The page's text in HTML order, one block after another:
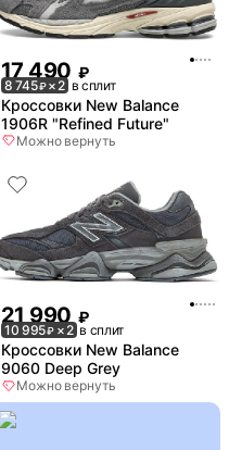
17 490 ₽
8 745₽× 2 в сплит
Кроссовки New Balance
1906R "Refined Future"
Можно вернуть
21 990 ₽
10 995₽ × 2 в сплит
Кроссовки New Balance
9060 Deep Grey
Можно вернуть